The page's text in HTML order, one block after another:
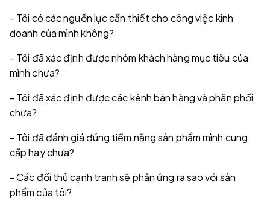
- Tôi có các nguồn lực cần thiết cho công việc kinh
doanh của mình không?
- Tôi đã xác định được nhóm khách hàng mục tiêu của
mình chưa?
- Tôi đã xác định được các kênh bán hàng và phân phối
chưa?
- Tôi đã đánh giá đúng tiềm năng sản phẩm mình cung
cấp hay chưa?
- Các đối thủ cạnh tranh sẽ phản ứng ra sao với sản
phẩm của tôi?